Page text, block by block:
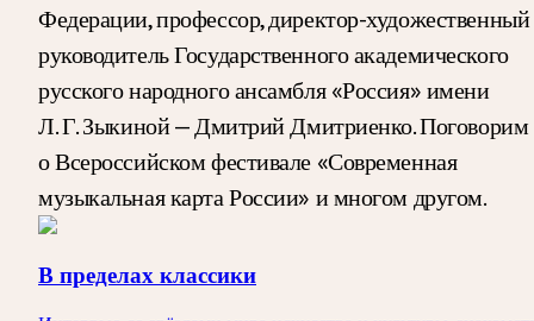
Федерации, профессор, директор-художественный
руководитель Государственного академического
русского народного ансамбля «Россия» имени
Л. Г. Зыкиной — Дмитрий Дмитриенко. Поговорим
о Всероссийском фестивале «Современная
музыкальная карта России» и многом другом.
В пределах классики